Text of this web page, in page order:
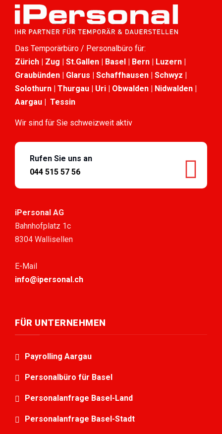
Das Temporärbüro / Personalbüro für:
Zürich | Zug | St.Gallen | Basel | Bern | Luzern |
Graubünden | Glarus | Schaffhausen | Schwyz |
Solothurn | Thurgau | Uri | Obwalden | Nidwalden |
Aargau | Tessin
Wir sind für Sie schweizweit aktiv
Rufen Sie uns an
044 515 57 56
iPersonal AG
Bahnhofplatz 1c
8304 Wallisellen
E-Mail
info@ipersonal.ch
FÜR UNTERNEHMEN
Payrolling Aargau
Personalbüro für Basel
Personalanfrage Basel-Land
Personalanfrage Basel-Stadt